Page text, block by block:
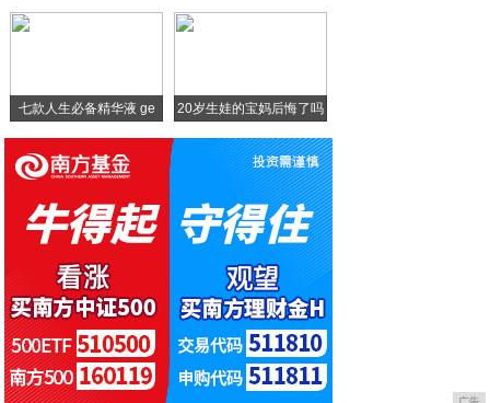
七款人生必备精华液 ge 20岁生娃的宝妈后悔了吗